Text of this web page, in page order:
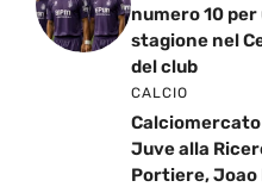
numero 10 per
stagione nel
del club
CALCIO
Juve alla
Portiere, Joao